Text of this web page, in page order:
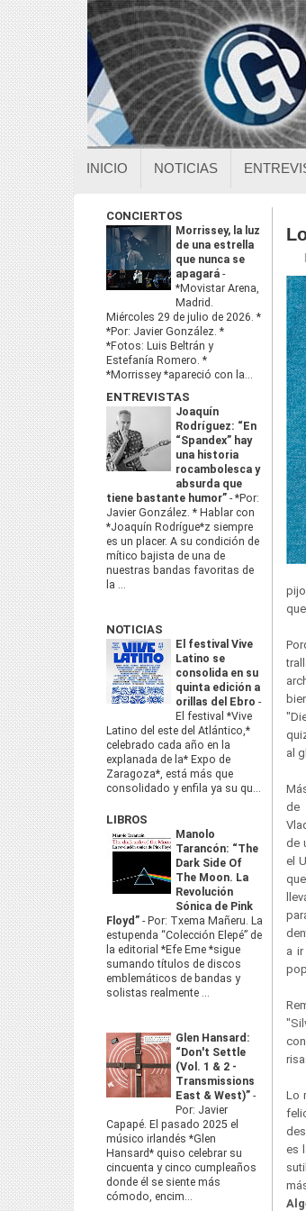
INICIO NOTICIAS
CONCIERTOS
Morrissey, la luz
de una estrella
que nunca se
apagará -
*Movistar Arena,
Madrid.
Miércoles 29 de julio de 2026. *
*Por: Javier González. *
*Fotos: Luis Beltrán y
Estefanía Romero. *
*Morrissey *apareció con la...
ENTREVISTAS
Joaquín
Rodríguez: “En
“Spandex” hay
una historia
rocambolesca y
absurda que
tiene bastante humor” -*Por:
Javier González. * Hablar con
*Joaquín Rodrígue*z siempre
es un placer. A su condición de
mítico bajista de una de
nuestras bandas favoritas de
la ...
NOTICIAS
El festival Vive
Latino se
consolida en su
quinta edición a
orillas del Ebro -
El festival *Vive
Latino del este del Atlántico,*
celebrado cada año en la
explanada de la* Expo de
Zaragoza*, está más que
consolidado y enfila ya su qu...
LIBROS
Manolo
Tarancón: “The
Dark Side Of
The Moon. La
Revolución
Sónica de Pink
Floyd” - Por: Txema Mañeru. La
estupenda “Colección Elepé” de
la editorial *Efe Eme *sigue
sumando títulos de discos
emblemáticos de bandas y
solistas realmente ...
Glen Hansard:
“Don't Settle
(Vol. 1 & 2 -
Transmissions
East & West)” -
Por: Javier
Capapé. El pasado 2025 el
músico irlandés *Glen
Hansard* quiso celebrar su
cincuenta y cinco cumpleaños
donde él se siente más
cómodo, encim...
al
de
de
el
a
Lo
es